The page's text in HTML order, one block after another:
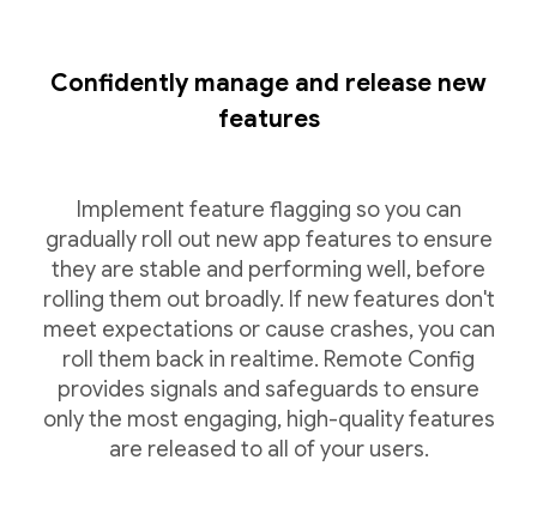
Confidently manage and release new
features
Implement feature flagging so you can
gradually roll out new app features to ensure
they are stable and performing well, before
rolling them out broadly. If new features don't
meet expectations or cause crashes, you can
roll them back in realtime. Remote Config
provides signals and safeguards to ensure
only the most engaging, high-quality features
are released to all of your users.